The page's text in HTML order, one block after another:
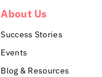
About Us
Success Stories
Events
Blog & Resources